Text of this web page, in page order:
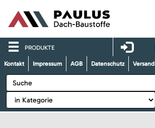
PRODUKTE
Kontakt Impressum AGB Datenschutz Versand